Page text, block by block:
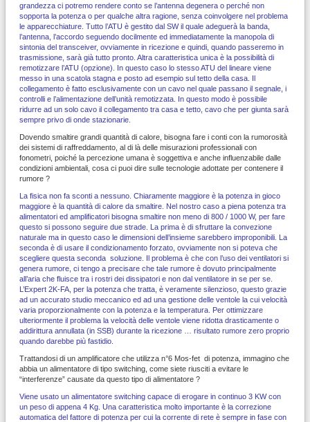
grandezza ci potremo rendere conto se l’antenna degenera o perché non
sopporta la potenza o per qualche altra ragione, senza coinvolgere nel problema
le apparecchiature. Tutto l’ATU è gestito dal SW il quale adeguerà la banda,
l’antenna, l’accordo seguendo docilmente ed immediatamente la manopola di
sintonia del transceiver, ovviamente in ricezione e quindi, quando passeremo in
trasmissione, sarà già tutto pronto. Altra caratteristica unica è la possibilità di
remotizzare l’ATU (opzione). In questo caso lo stesso ATU del lineare viene
messo in una scatola stagna e posto ad esempio sul tetto della casa. Il
collegamento è fatto esclusivamente con un cavo nel quale passano il segnale, i
controlli e l’alimentazione dell’unità remotizzata. In questo modo è possibile
ridurre ad un solo cavo il collegamento tra casa e tetto, cavo che per giunta sarà
sempre privo di onde stazionarie.
Dovendo smaltire grandi quantità di calore, bisogna fare i conti con la rumorosità
dei sistemi di raffreddamento, al di là delle misurazioni professionali con
fonometri, poiché la percezione umana è soggettiva e anche influenzabile dalle
condizioni ambientali, cosa ci puoi dire sulle tecnologie adottate per contenere il
rumore ?
La fisica non fa sconti a nessuno. Chiaramente maggiore è la potenza in gioco
maggiore è la quantità di calore da smaltire. Nel nostro caso a piena potenza tra
alimentatori ed amplificatori bisogna smaltire non meno di 800 / 1000 W, per fare
questo si possono seguire due strade. La prima è di sfruttare la convezione
naturale ma in questo caso le dimensioni dell’insieme sarebbero improponibili. La
seconda è di usare il condizionamento forzato, ovviamente non si poteva che
scegliere questa seconda soluzione. Il problema è che con l’uso dei ventilatori si
genera rumore, ci tengo a precisare che tale rumore è dovuto principalmente
all’aria che fluisce tra i rostri dei dissipatori e non dal ventilatore in se per se.
L’Expert 2K-FA, per la potenza che tratta, è veramente silenzioso, questo grazie
ad un accurato studio meccanico ed ad una gestione delle ventole la cui velocità
varia proporzionalmente con la potenza e la temperatura. Per ottimizzare
ulteriormente il problema la velocità delle ventole viene ridotta drasticamente o
addirittura annullata (in SSB) durante la ricezione … risultato rumore zero proprio
quando darebbe più fastidio.
Trattandosi di un amplificatore che utilizza n°6 Mos-fet di potenza, immagino che
abbia un alimentatore di tipo switching, come siete riusciti a evitare le
“interferenze” causate da questo tipo di alimentatore ?
Viene usato un alimentatore switching capace di erogare in continuo 3 KW con
un peso di appena 4 Kg. Una caratteristica molto importante è la correzione
automatica del fattore di potenza per cui la corrente di rete è sempre in fase con